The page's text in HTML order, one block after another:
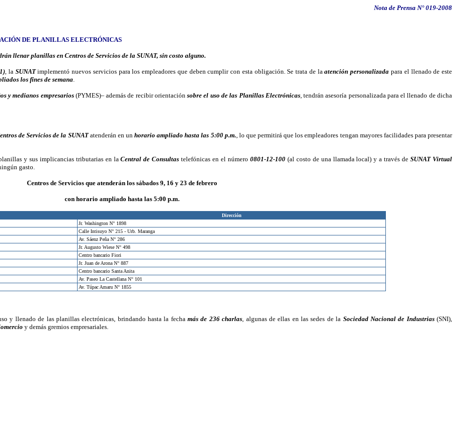
Nota de Prensa N° 019-2008
DE PLANILLAS ELECTRÓNICAS
llenar planillas en Centros de Servicios de la SUNAT, sin costo alguno.
, la SUNATimplementó nuevos servicios para los empleadores que deben cumplir con esta obligación. Se trata de laatención personalizada para el llenado de este
los fines de semana.
y medianos empresarios(PYMES)– además de recibir orientaciónsobre el uso de las Planillas Electrónicas, tendrán asesoría personalizada para el llenado de dicha
de Servicios de la SUNATatenderán en un horario ampliado hasta las 5:00 p.m., lo que permitirá que los empleadores tengan mayores facilidades para presentar
y sus implicancias tributarias en laCentral de Consultas telefónicas en el número 0801-12-100(al costo de una llamada local) y a través deSUNAT Virtual
gasto.
Centros de Servicios que atenderán los sábados 9, 16 y 23 de febrero
con horario ampliado hasta las 5:00 p.m.
Dirección
Jr. Washington N° 1898
Calle Intisuyo N° 215 - Urb. Maranga
Av. Sáenz Peña N° 286
Jr. Augusto Wiese N° 498
Centro bancario Fiori
Jr. Juan de Arona N° 887
Centro bancario Santa Anita
Av. Paseo La Castellana N° 101
Av. Túpac Amaru N° 1855
y llenado de las planillas electrónicas, brindando hasta la fechamás de 236 charlas, algunas de ellas en las sedes de la Sociedad Nacional de Industrias(SNI),
y demás gremios empresariales.